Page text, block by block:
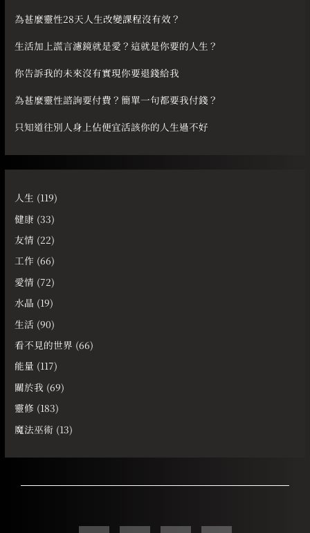
字
為甚麼靈性28天人生改變課程沒有效？
生活加上謊言濾鏡就是愛？這就是你要的人生？
你告訴我的未來沒有實現你要退錢給我
為甚麼靈性諮詢要付費？簡單一句都要我付錢？
只知道往別人身上佔便宜活該你的人生過不好
人生 (119)
健康 (33)
友情 (22)
工作 (66)
愛情 (72)
水晶 (19)
生活 (90)
看不見的世界 (66)
能量 (117)
關於我 (69)
靈修 (183)
魔法巫術 (13)